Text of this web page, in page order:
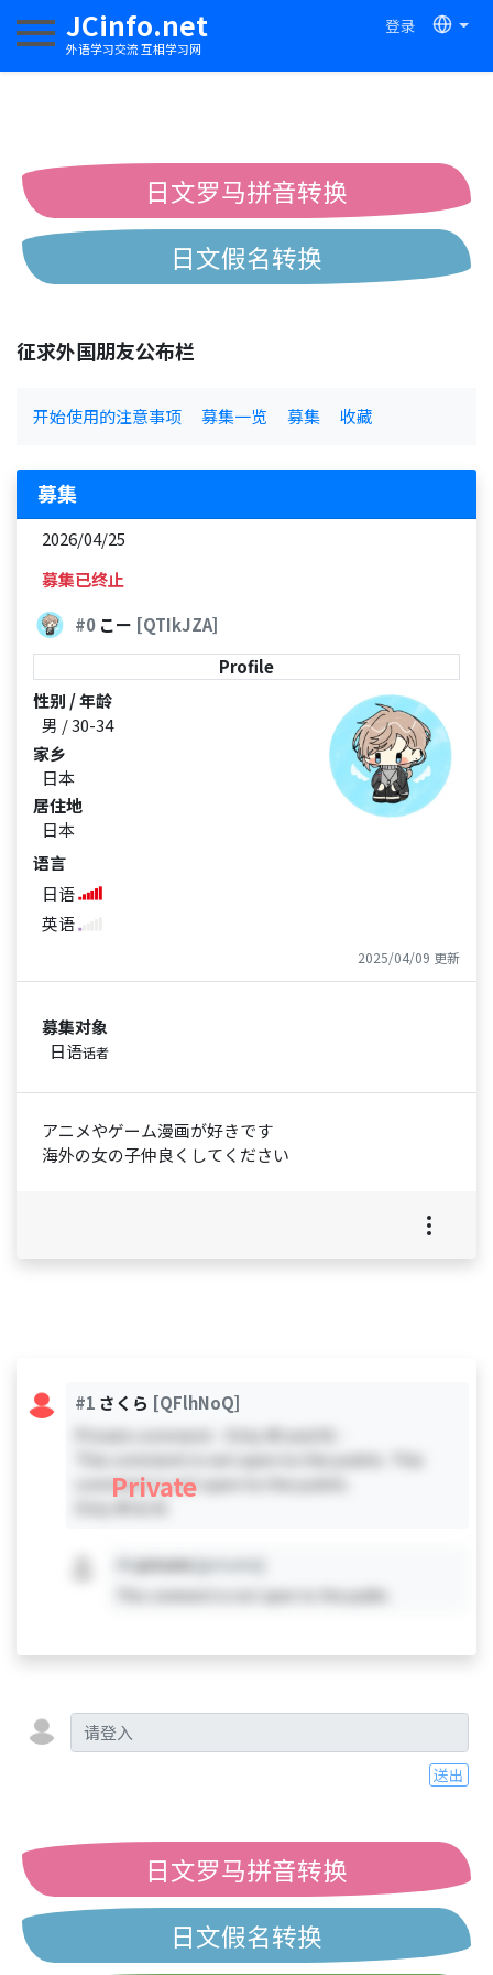
JCinfo.net
外语学习交流 互相学习网
登录
切换导航
日文罗马拼音转换
日文假名转换
征求外国朋友公布栏
开始使用的注意事项 募集一览 募集 收藏
募集
2026/04/25
募集已终止
#0こー [QTIkJZA]
Profile
性别 / 年龄
男 / 30-34
家乡
日本
居住地
日本
语言
日语
英语
2025/04/09 更新
募集对象
日语话者
アニメやゲーム漫画が好きです
海外の女の子仲良くしてください
#1 さくら [QFlhNoQ]
Private comment - Only #0 and #1 -
This comment is not open to the public. This
comment is not open to the public.
Private
private [private]
This comment is not open to the public.
送出
日文罗马拼音转换
日文假名转换